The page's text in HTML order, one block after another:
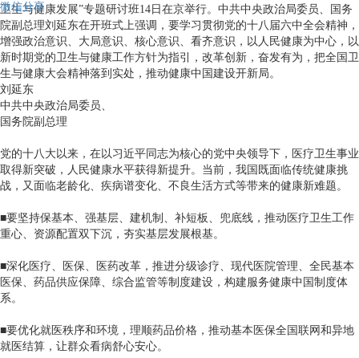
微信分享
卫生与健康发展”专题研讨班14日在京举行。中共中央政治局委员、国务
院副总理刘延东在开班式上强调，要学习贯彻党的十八届六中全会精神，
增强政治意识、大局意识、核心意识、看齐意识，以人民健康为中心，以
新时期党的卫生与健康工作方针为指引，改革创新，奋发有为，把全国卫
生与健康大会精神落到实处，推动健康中国建设开新局。
刘延东
中共中央政治局委员、
国务院副总理
党的十八大以来，在以习近平同志为核心的党中央领导下，医疗卫生事业
取得新突破，人民健康水平获得新提升。当前，我国既面临传统健康挑
战，又面临老龄化、疾病谱变化、不良生活方式等带来的健康新难题。
■要坚持保基本、强基层、建机制、补短板、兜底线，推动医疗卫生工作
重心、资源配置双下沉，夯实基层发展根基。
■深化医疗、医保、医药改革，推进分级诊疗、现代医院管理、全民基本
医保、药品供应保障、综合监管等制度建设，构建服务健康中国制度体
系。
■要优化就医秩序和环境，理顺药品价格，推动基本医保全国联网和异地
就医结算，让群众看病舒心安心。